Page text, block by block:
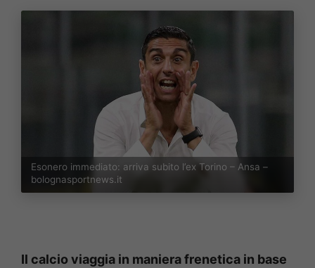
Esonero immediato: arriva subito l’ex Torino – Ansa –
bolognasportnews.it
Il calcio viaggia in maniera frenetica in base